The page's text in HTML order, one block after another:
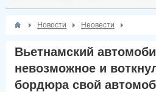
Новости Неовести
Вьетнамский
невозможное и
бордюра свой